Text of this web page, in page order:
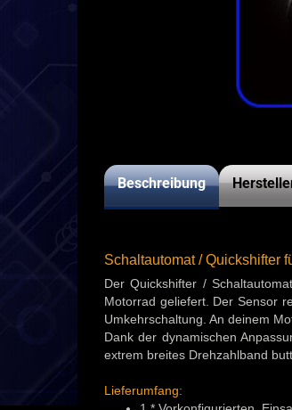
Beschreibung
Schaltautomat / Quickshifter
Der Quickshifter /
Motorrad geliefert. Der Sensor
Umkehrschaltung. An deinem
Dank der dynamischen
extrem breites Drehzahlband
Lieferumfang: